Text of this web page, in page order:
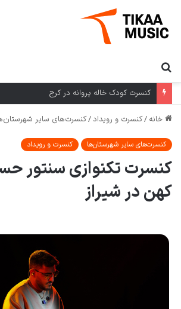
کنسرت کودک خاله پروانه در کرج
خانه /کنسرت و رویداد/کنسرت‌های سایر
کنسرت‌های سایر شهرستان‌ها کنسرت و رویداد
کنسرت تکنوازی سنتور
کهن در شیراز